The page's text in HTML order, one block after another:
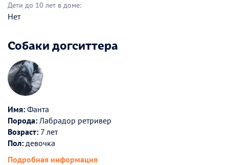
Дети до 10 лет в доме:
Нет
Собаки догситтера
Имя: Фанта
Порода: Лабрадор ретривер
Возраст: 7 лет
Пол: девочка
Подробная информация